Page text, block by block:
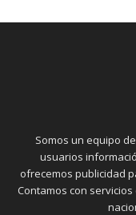
Somos un equipo
usuarios
ofrecemos publicidad
Contamos con